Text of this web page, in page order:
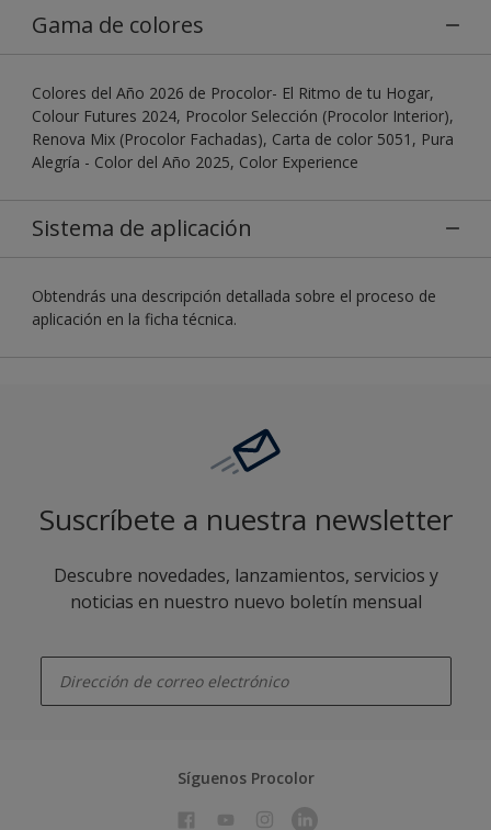
Gama de colores
Colores del Año 2026 de Procolor- El Ritmo de tu Hogar,
Colour Futures 2024, Procolor Selección (Procolor Interior),
Renova Mix (Procolor Fachadas), Carta de color 5051, Pura
Alegría - Color del Año 2025, Color Experience
Sistema de aplicación
Obtendrás una descripción detallada sobre el proceso de
aplicación en la ficha técnica.
Suscríbete a nuestra newsletter
Descubre novedades, lanzamientos, servicios y
noticias en nuestro nuevo boletín mensual
Síguenos Procolor